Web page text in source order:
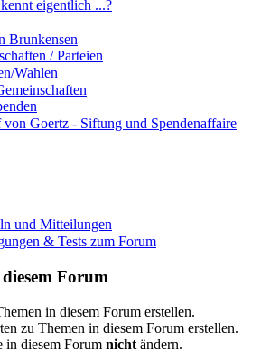
eigentlich ...?
Brunkensen
/ Parteien
Wahlen
Goertz - Siftung und Spendenaffaire
und Mitteilungen
& Tests zum Forum
Forum
in diesem Forum erstellen.
zu Themen in diesem Forum erstellen.
in diesem Forum nicht ändern.